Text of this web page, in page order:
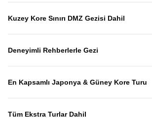
Gyeongbokgung Sarayı, Kinkaku-ji,
Kamakura Bambu Bahçesi gibi önemli
Kuzey Kore Sınırı DMZ Gezisi Dahil
Güney Kore–Kuzey Kore arasındaki DMZ
yapılan özel gezi fiyata dahil olup, Kuzey
Deneyimli Rehberlerle Gezi
Yıllardır bu tur rotasını birebir
rehberler eşliğinde gezerek; şehirleri
En Kapsamlı Japonya & Güney Kore Turu
Japonya ve Güney Kore’nin en ikonik
duraklarını aceleye getirmeden, tek turda
Tüm Ekstra Turlar Dahil